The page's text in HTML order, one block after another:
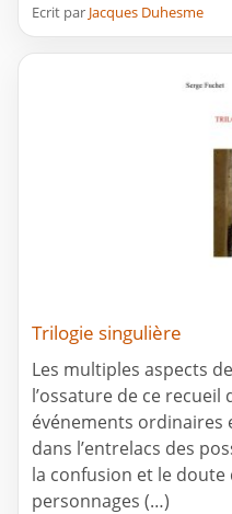
Ecrit par Jacques Duhesme
Trilogie singulière
Les multiples aspects
l’ossature de ce
événements
dans l’entrelacs des
la confusion et le doute
personnages (…)